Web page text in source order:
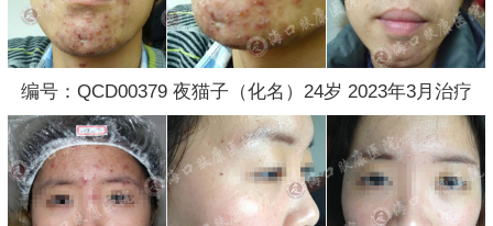
编号：QCD00379 夜猫子（化名）24岁 2023年3月治疗